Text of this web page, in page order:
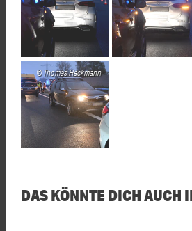
Thomas Heckmann
DAS KÖNNTE DICH AUCH